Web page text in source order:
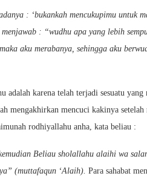
: ‘bukankah mencukupimu untuk
: “wudhu apa yang lebih
aku merabanya, sehingga aku
karena telah terjadi sesuatu yang
mengakhirkan mencuci kakinya
rodhiyallahu anha, kata beliau :
Beliau sholallahu alaihi wa
(muttafaqun ‘Alaih). Para sahabat